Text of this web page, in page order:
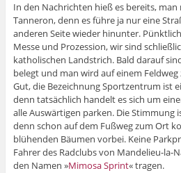
In den Nachrichten hieß es bereits,
Tanneron, denn es führe ja nur eine
anderen Seite wieder hinunter.
Messe und Prozession, wir sind
katholischen Landstrich. Bald darauf
belegt und man wird auf einem
Gut, die Bezeichnung Sportzentrum ist
denn tatsächlich handelt es sich um
alle Auswärtigen parken. Die Stimmung
denn schon auf dem Fußweg zum Ort
blühenden Bäumen vorbei. Keine
Fahrer des Radclubs von Mandelieu-la-
den Namen »Mimosa Sprint« tragen.